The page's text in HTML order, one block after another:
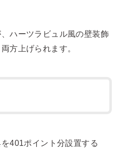
ハーツラビュル風の壁装飾
方上げられます。
401ポイント分設置する